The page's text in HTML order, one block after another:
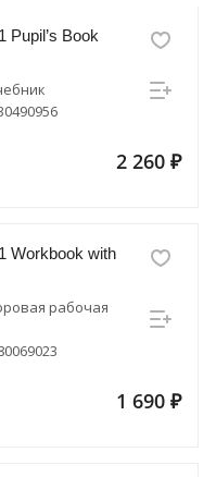
Pupil’s Book
2 260 ₽
Workbook with
рабочая
1 690 ₽